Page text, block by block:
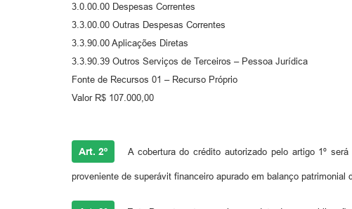
3.0.00.00 Despesas Correntes
3.3.00.00 Outras Despesas Correntes
3.3.90.00 Aplicações Diretas
3.3.90.39 Outros Serviços de Terceiros – Pessoa Jurídica
Fonte de Recursos 01 – Recurso Próprio
Valor R$ 107.000,00
Art. 2º A cobertura do crédito autorizado pelo artigo 1º
proveniente de superávit financeiro apurado em balanço